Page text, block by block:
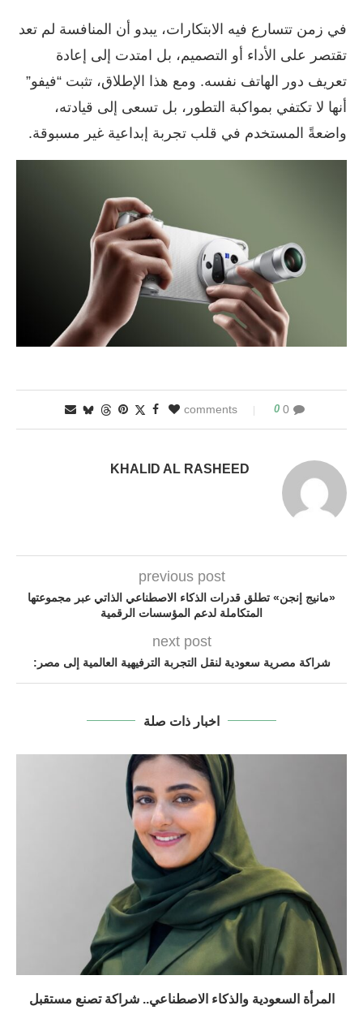
في زمن تتسارع فيه الابتكارات، يبدو أن المنافسة لم تعد
تقتصر على الأداء أو التصميم، بل امتدت إلى إعادة
تعريف دور الهاتف نفسه. ومع هذا الإطلاق، تثبت “فيفو”
أنها لا تكتفي بمواكبة التطور، بل تسعى إلى قيادته،
واضعةً المستخدم في قلب تجربة إبداعية غير مسبوقة.
0 comments
0
KHALID AL RASHEED
previous post
«مانيج إنجن» تطلق قدرات الذكاء الاصطناعي الذاتي عبر مجموعتها
المتكاملة لدعم المؤسسات الرقمية
next post
شراكة مصرية سعودية لنقل التجربة الترفيهية العالمية إلى مصر:
اخبار ذات صلة
المرأة السعودية والذكاء الاصطناعي.. شراكة تصنع مستقبل